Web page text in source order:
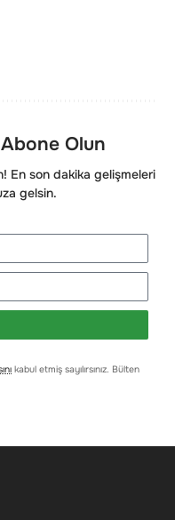
Olun
En son dakika gelişmeleri
gelsin.
kabul etmiş sayılırsınız. Bülten